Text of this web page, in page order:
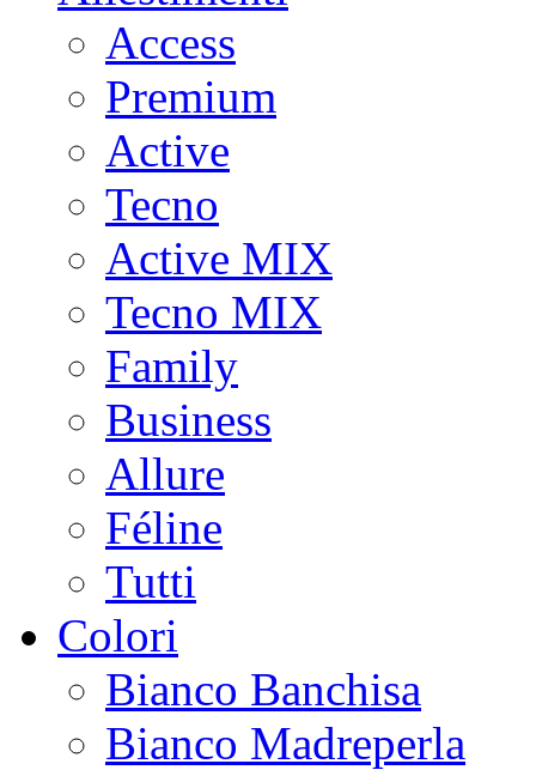
Access
Premium
Active
Tecno
Active MIX
Tecno MIX
Family
Business
Allure
Féline
Tutti
Colori
Bianco Banchisa
Bianco Madreperla